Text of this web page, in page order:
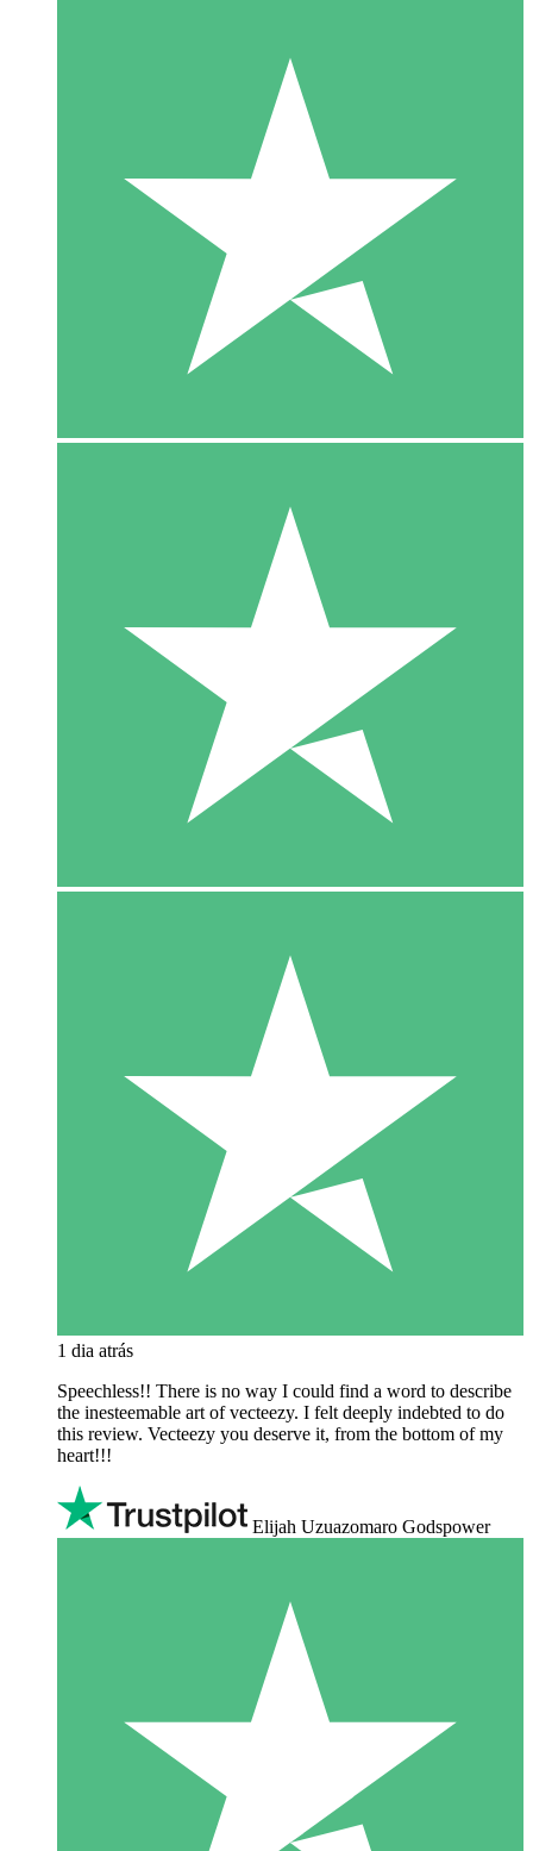
1 dia atrás
Speechless!! There is no way I could find a word to describe
the inesteemable art of vecteezy. I felt deeply indebted to do
this review. Vecteezy you deserve it, from the bottom of my
heart!!!
Elijah Uzuazomaro Godspower